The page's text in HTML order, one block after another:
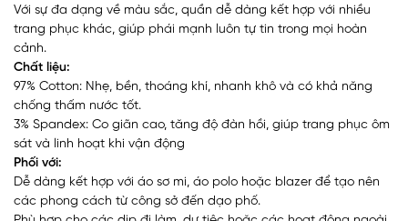
Với sự đa dạng về màu sắc, quần dễ dàng kết hợp với nhiều
trang phục khác, giúp phái mạnh luôn tự tin trong mọi hoàn
cảnh.
Chất liệu:
97% Cotton: Nhẹ, bền, thoáng khí, nhanh khô và có khả năng
chống thấm nước tốt.
3% Spandex: Co giãn cao, tăng độ đàn hồi, giúp trang phục ôm
sát và linh hoạt khi vận động
Phối với:
Dễ dàng kết hợp với áo sơ mi, áo polo hoặc blazer để tạo nên
các phong cách từ công sở đến dạo phố.